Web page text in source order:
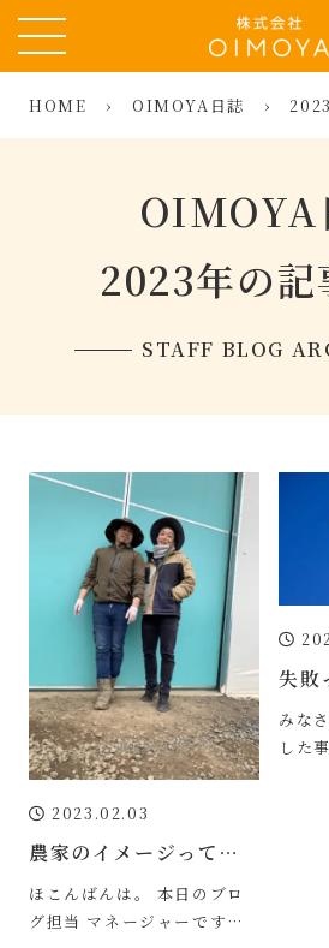
HOME › OIMOYA日誌 ›
OIMOYA
2023年の記
STAFF BLOG
2023.02.03
農家のイメージって…
ほこんばんは。 本日のブロ
グ担当 マネージャーです！
失敗
みな
した